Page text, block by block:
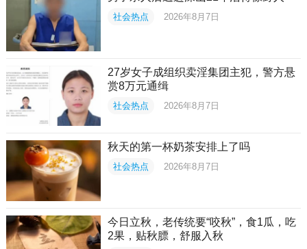
社会热点 2026年8月7日
27岁女子成组织卖淫集团主犯，警方悬
赏8万元通缉
社会热点 2026年8月7日
秋天的第一杯奶茶安排上了吗
社会热点 2026年8月7日
今日立秋，老传统要“咬秋”，食1瓜，吃
2果，贴秋膘，舒服入秋